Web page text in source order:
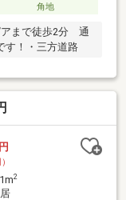
角地
まで徒歩2分 通
す！・三方道路
2